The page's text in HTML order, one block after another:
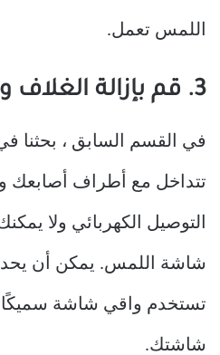
اللمس تعمل.
3. قم بإزالة الغلاف وواقي الشاشة
في القسم السابق ، بحثنا
تتداخل مع أطراف أصابعك
التوصيل الكهربائي ولا
شاشة اللمس. يمكن أن
تستخدم واقي شاشة
شاشتك.